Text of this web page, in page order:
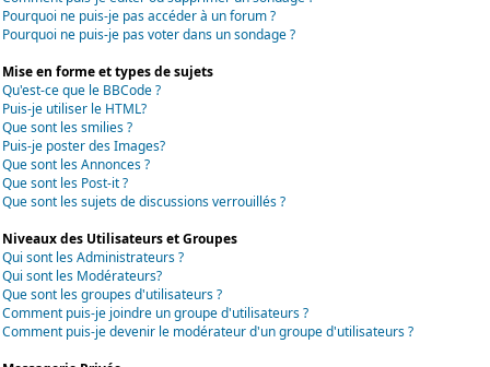
Pourquoi ne puis-je pas accéder à un forum ?
Pourquoi ne puis-je pas voter dans un sondage ?
Mise en forme et types de sujets
Qu'est-ce que le BBCode ?
Puis-je utiliser le HTML?
Que sont les smilies ?
Puis-je poster des Images?
Que sont les Annonces ?
Que sont les Post-it ?
Que sont les sujets de discussions verrouillés ?
Niveaux des Utilisateurs et Groupes
Qui sont les Administrateurs ?
Qui sont les Modérateurs?
Que sont les groupes d'utilisateurs ?
Comment puis-je joindre un groupe d'utilisateurs ?
Comment puis-je devenir le modérateur d'un groupe d'utilisateurs ?